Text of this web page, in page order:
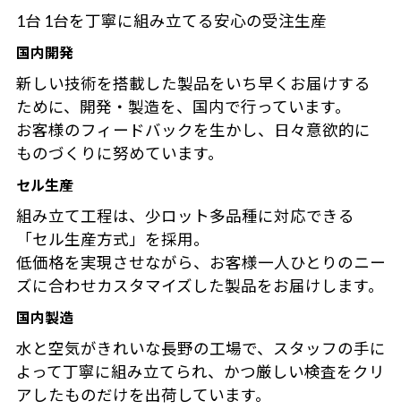
1台 1台を丁寧に組み立てる安心の受注生産
国内開発
新しい技術を搭載した製品をいち早くお届けする
ために、開発・製造を、国内で行っています。
お客様のフィードバックを生かし、日々意欲的に
ものづくりに努めています。
セル生産
組み立て工程は、少ロット多品種に対応できる
「セル生産方式」を採用。
低価格を実現させながら、お客様一人ひとりのニー
ズに合わせカスタマイズした製品をお届けします。
国内製造
水と空気がきれいな長野の工場で、スタッフの手に
よって丁寧に組み立てられ、かつ厳しい検査をクリ
アしたものだけを出荷しています。